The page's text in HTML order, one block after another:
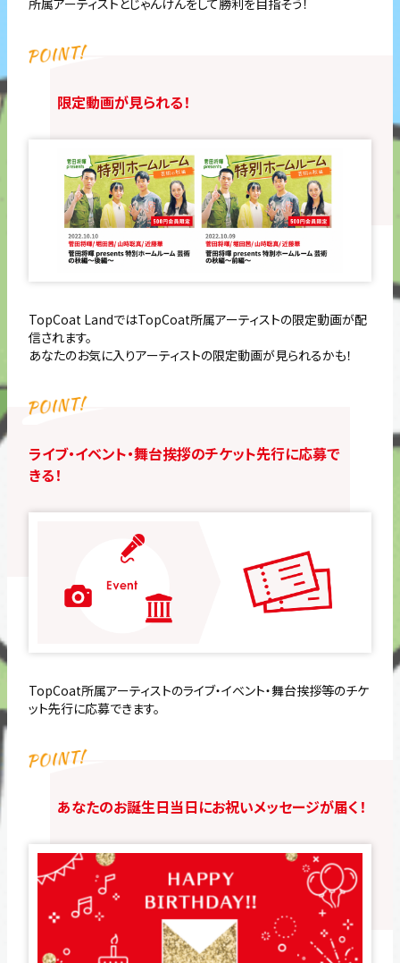
限定動画が見られる！
TopCoat LandではTopCoat所属アーティストの限定動画が配
信されます。
あなたのお気に入りアーティストの限定動画が見られるかも！
ライブ・イベント・舞台挨拶のチケット先行に応募で
きる！
TopCoat所属アーティストのライブ・イベント・舞台挨拶等のチケ
ット先行に応募できます。
あなたのお誕生日当日にお祝いメッセージが届く！